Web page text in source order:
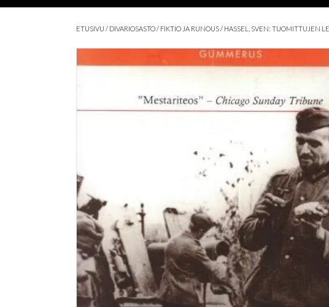
ETUSIVU / DIVARIOSASTO/ FIKTIO JA RUNOUS/ HASSEL, SVEN: TUOMITTUJEN